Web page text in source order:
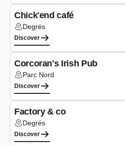
Chick'end café
Lieu :Degrés
Discover
Corcoran's Irish Pub
Lieu :Parc Nord
Discover
Factory & co
Lieu :Degrés
Discover